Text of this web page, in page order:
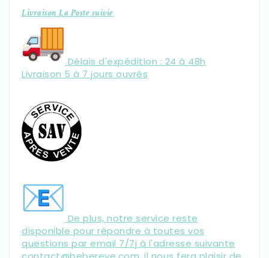
Livraison La Poste suivie
Délais d'expédition : 24 à 48h
Livraison 5 à 7 jours ouvrés
De plus, notre service reste
disponible pour répondre à toutes vos
questions par email 7/7j à l'adresse suivante